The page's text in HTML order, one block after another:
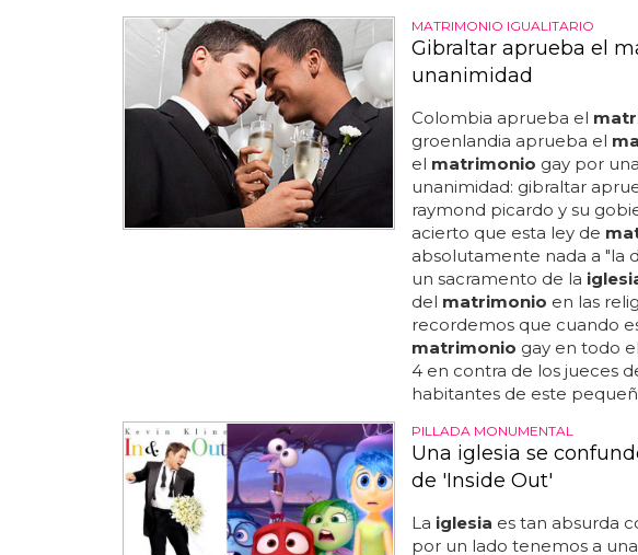
MATRIMONIO IGUALITARIO
Gibraltar aprueba el
unanimidad
Colombia aprueba el
groenlandia aprueba el
el matrimonio gay por
unanimidad: gibraltar
raymond picardo y su
acierto que esta ley de
absolutamente nada a "la
un sacramento de la
del matrimonio en las
recordemos que cuando
matrimonio gay en todo
4 en contra de los jueces
habitantes de este
PILLADA MONUMENTAL
Una iglesia se
de 'Inside Out'
La iglesia es tan absurda
por un lado tenemos a una